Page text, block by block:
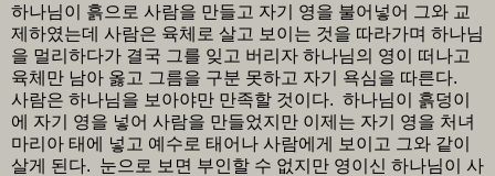
하나님이 흙으로 사람을 만들고 자기 영을 불어넣어 그와 교
제하였는데 사람은 육체로 살고 보이는 것을 따라가며 하나님
을 멀리하다가 결국 그를 잊고 버리자 하나님의 영이 떠나고
육체만 남아 옳고 그름을 구분 못하고 자기 욕심을 따른다.
사람은 하나님을 보아야만 만족할 것이다. 하나님이 흙덩이
에 자기 영을 넣어 사람을 만들었지만 이제는 자기 영을 처녀
마리아 태에 넣고 예수로 태어나 사람에게 보이고 그와 같이
살게 된다. 눈으로 보면 부인할 수 없지만 영이신 하나님이 사